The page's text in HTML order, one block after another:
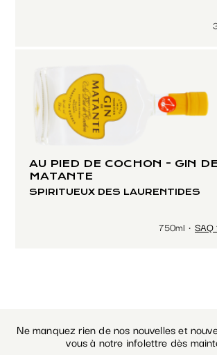
AU PIED DE COCHON - GIN DE
MATANTE
SPIRITUEUX DES LAURENTIDES
750ml
SAQ
Ne manquez rien de nos nouvelles et
vous à notre infolettre dès